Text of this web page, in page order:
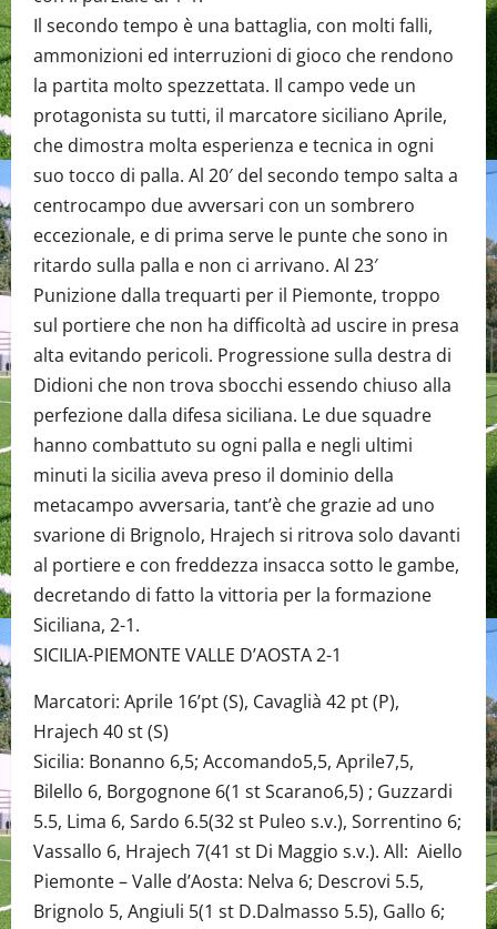
Il secondo tempo è una battaglia, con molti falli,
ammonizioni ed interruzioni di gioco che rendono
la partita molto spezzettata. Il campo vede un
protagonista su tutti, il marcatore siciliano Aprile,
che dimostra molta esperienza e tecnica in ogni
suo tocco di palla. Al 20′ del secondo tempo salta a
centrocampo due avversari con un sombrero
eccezionale, e di prima serve le punte che sono in
ritardo sulla palla e non ci arrivano. Al 23′
Punizione dalla trequarti per il Piemonte, troppo
sul portiere che non ha difficoltà ad uscire in presa
alta evitando pericoli. Progressione sulla destra di
Didioni che non trova sbocchi essendo chiuso alla
perfezione dalla difesa siciliana. Le due squadre
hanno combattuto su ogni palla e negli ultimi
minuti la sicilia aveva preso il dominio della
metacampo avversaria, tant’è che grazie ad uno
svarione di Brignolo, Hrajech si ritrova solo davanti
al portiere e con freddezza insacca sotto le gambe,
decretando di fatto la vittoria per la formazione
Siciliana, 2-1.
SICILIA-PIEMONTE VALLE D’AOSTA 2-1
Marcatori: Aprile 16’pt (S), Cavaglià 42 pt (P),
Hrajech 40 st (S)
Sicilia: Bonanno 6,5; Accomando5,5, Aprile7,5,
Bilello 6, Borgognone 6(1 st Scarano6,5) ; Guzzardi
5.5, Lima 6, Sardo 6.5(32 st Puleo s.v.), Sorrentino 6;
Vassallo 6, Hrajech 7(41 st Di Maggio s.v.). All: Aiello
Piemonte – Valle d’Aosta: Nelva 6; Descrovi 5.5,
Brignolo 5, Angiuli 5(1 st D.Dalmasso 5.5), Gallo 6;